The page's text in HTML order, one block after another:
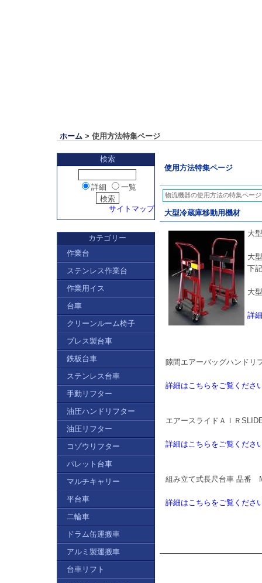
ホーム > 使用方法特集ページ
使用方法特集ページ
物流機器の使用方法の特集ペー
大型冷蔵庫移動用機材
大
大
下
大
詳
隙間エアーバッグハンド
詳細はこちらをご覧くださ
エアースライドＡＩＲ
詳細はこちらをご覧くださ
組み立て式長尺台車 品番
詳細はこちらをご覧くださ
検索
詳細 一覧
サイトマップ
カテゴリー
作業台
ステンレス作業台
作業用イス
台車
クリーンルーム椅子
プレス製台車
鉄板台車
ステンレス台車
手動リフター
油圧ハンドリフター
油圧リフター
コゾウリフター
パレット台車
マルチキャリー
平台車
二輪車
ドラム缶運搬車
アルミ製運搬車
台車リフト